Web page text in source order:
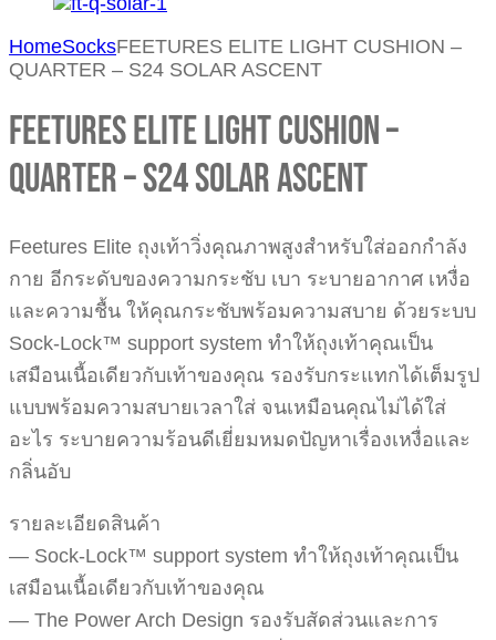
HomeSocksFEETURES ELITE LIGHT CUSHION –
QUARTER – S24 SOLAR ASCENT
FEETURES ELITE LIGHT CUSHION –
QUARTER – S24 SOLAR ASCENT
Feetures Elite ถุงเท้าวิ่งคุณภาพสูงสำหรับใส่ออกกำลัง
กาย อีกระดับของความกระชับ เบา ระบายอากาศ เหงื่อ
และความชื้น ให้คุณกระชับพร้อมความสบาย ด้วยระบบ
Sock-Lock™ support system ทำให้ถุงเท้าคุณเป็น
เสมือนเนื้อเดียวกับเท้าของคุณ รองรับกระแทกได้เต็มรูป
แบบพร้อมความสบายเวลาใส่ จนเหมือนคุณไม่ได้ใส่
อะไร ระบายความร้อนดีเยี่ยมหมดปัญหาเรื่องเหงื่อและ
กลิ่นอับ
รายละเอียดสินค้า
— Sock-Lock™ support system ทำให้ถุงเท้าคุณเป็น
เสมือนเนื้อเดียวกับเท้าของคุณ
— The Power Arch Design รองรับสัดส่วนและการ